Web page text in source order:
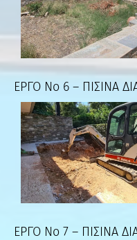
ΕΡΓΟ Νο 6 – ΠΙΣΙΝΑ
ΕΡΓΟ Νο 7 – ΠΙΣΙΝΑ